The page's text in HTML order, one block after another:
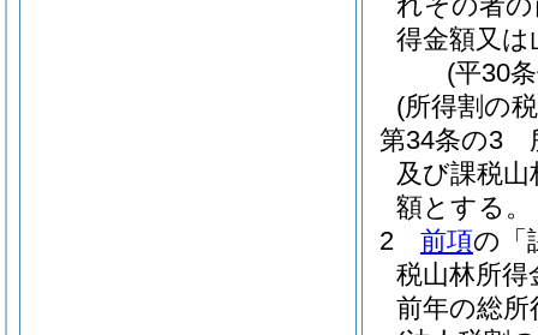
得金額又
(平30
(所得割の
第34条の3
及び課税
額とする。
2
前項の「
税山林所
前年の総所